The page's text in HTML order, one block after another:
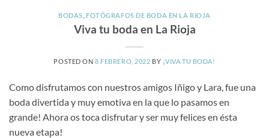
BODAS ,FOTÓGRAFOS DE BODA EN LA RIOJA
Viva tu boda en La Rioja
POSTED ON8 FEBRERO, 2022 BY ¡VIVA TU BODA!
Como disfrutamos con nuestros amigos Iñigo y Lara, fue una
boda divertida y muy emotiva en la que lo pasamos en
grande! Ahora os toca disfrutar y ser muy felices en ésta
nueva etapa!